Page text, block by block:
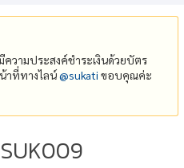
วามประสงค์ชำระเงินด้วยบัตร
าที่ทางไลน์@‌sukati ขอบคุณค่ะ